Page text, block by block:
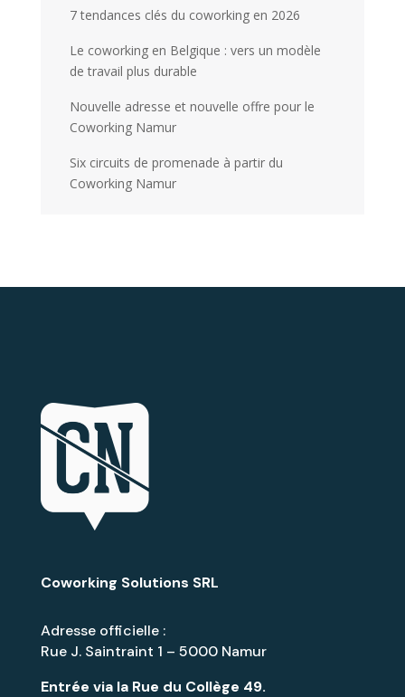
7 tendances clés du coworking en 2026
Le coworking en Belgique : vers un modèle
de travail plus durable
Nouvelle adresse et nouvelle offre pour le
Coworking Namur
Six circuits de promenade à partir du
Coworking Namur
Coworking Solutions SRL
Adresse officielle :
Rue J. Saintraint 1 – 5000 Namur
Entrée via la Rue du Collège 49.